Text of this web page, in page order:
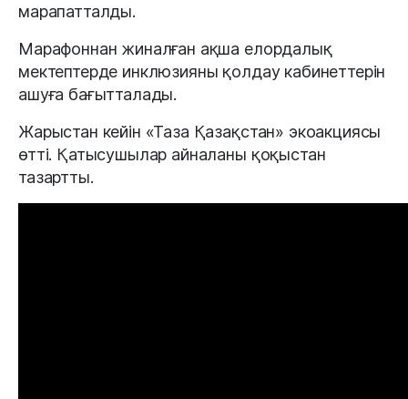
марапатталды.
Марафоннан жиналған ақша елордалық
мектептерде инклюзияны қолдау кабинеттерін
ашуға бағытталады.
Жарыстан кейін «Таза Қазақстан» экоакциясы
өтті. Қатысушылар айналаны қоқыстан
тазартты.